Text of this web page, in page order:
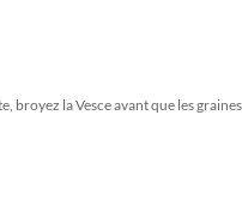
la Vesce avant que les